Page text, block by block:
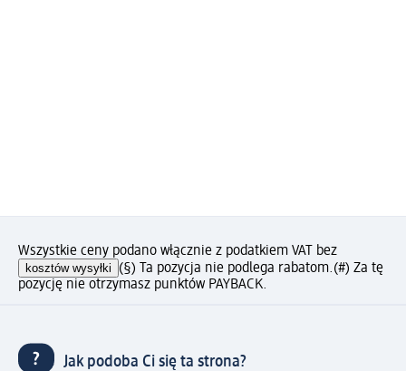
Wszystkie ceny podano włącznie z podatkiem VAT bez
kosztów wysyłki (§) Ta pozycja nie podlega rabatom.(#) Za tę
pozycję nie otrzymasz punktów PAYBACK.
Jak podoba Ci się ta strona?